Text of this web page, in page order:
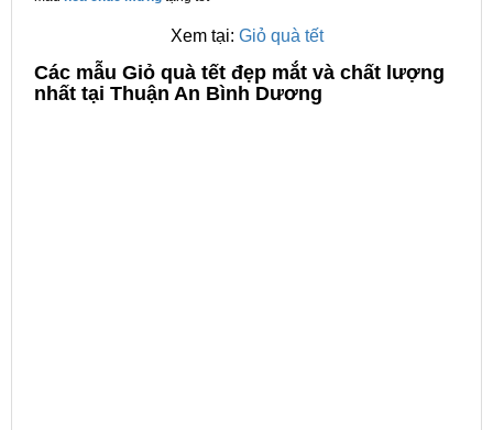
Xem tại: Giỏ quà tết
Các mẫu Giỏ quà tết đẹp mắt và chất lượng
nhất tại Thuận An Bình Dương